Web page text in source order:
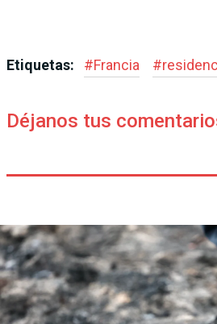
Etiquetas: #Francia #
Déjanos tus